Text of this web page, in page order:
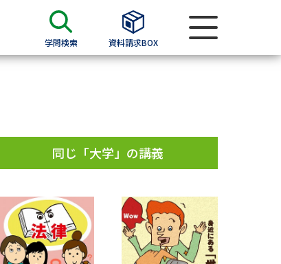
学問検索 資料請求BOX
過去問題集
同じ「大学」の講義